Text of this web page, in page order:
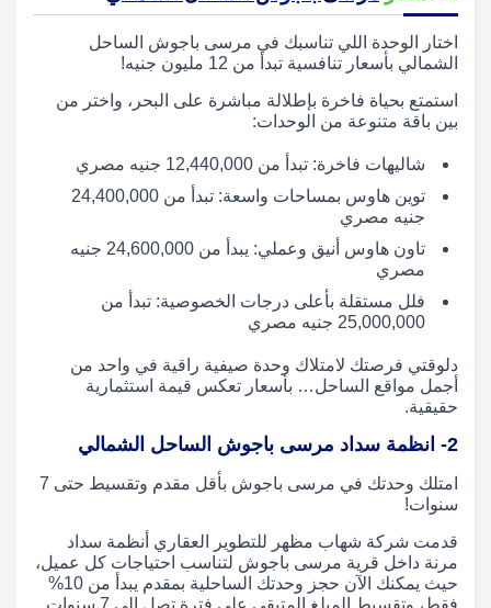
اختار الوحدة اللي تناسبك في مرسى باجوش الساحل
الشمالي بأسعار تنافسية تبدأ من 12 مليون جنيه!
استمتع بحياة فاخرة بإطلالة مباشرة على البحر، واختر من
بين باقة متنوعة من الوحدات:
شاليهات فاخرة: تبدأ من 12,440,000 جنيه مصري
توين هاوس بمساحات واسعة: تبدأ من 24,400,000
جنيه مصري
تاون هاوس أنيق وعملي: يبدأ من 24,600,000 جنيه
مصري
فلل مستقلة بأعلى درجات الخصوصية: تبدأ من
25,000,000 جنيه مصري
دلوقتي فرصتك لامتلاك وحدة صيفية راقية في واحد من
أجمل مواقع الساحل… بأسعار تعكس قيمة استثمارية
حقيقية.
2- انظمة سداد مرسى باجوش الساحل الشمالي
امتلك وحدتك في مرسى باجوش بأقل مقدم وتقسيط حتى 7
سنوات!
قدمت شركة شهاب مظهر للتطوير العقاري أنظمة سداد
مرنة داخل قرية مرسى باجوش لتناسب احتياجات كل عميل،
حيث يمكنك الآن حجز وحدتك الساحلية بمقدم يبدأ من 10%
فقط، وتقسيط المبلغ المتبقي على فترة تصل إلى 7 سنوات